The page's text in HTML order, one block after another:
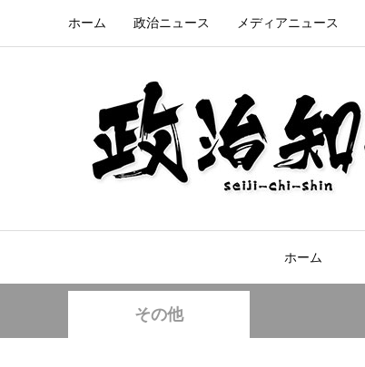
ホーム 政治ニュース メディアニュース
ホーム
その他